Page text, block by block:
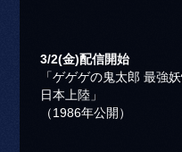
3/2(金)配信開始
「ゲゲゲの鬼太郎 最強妖
日本上陸」
（1986年公開）